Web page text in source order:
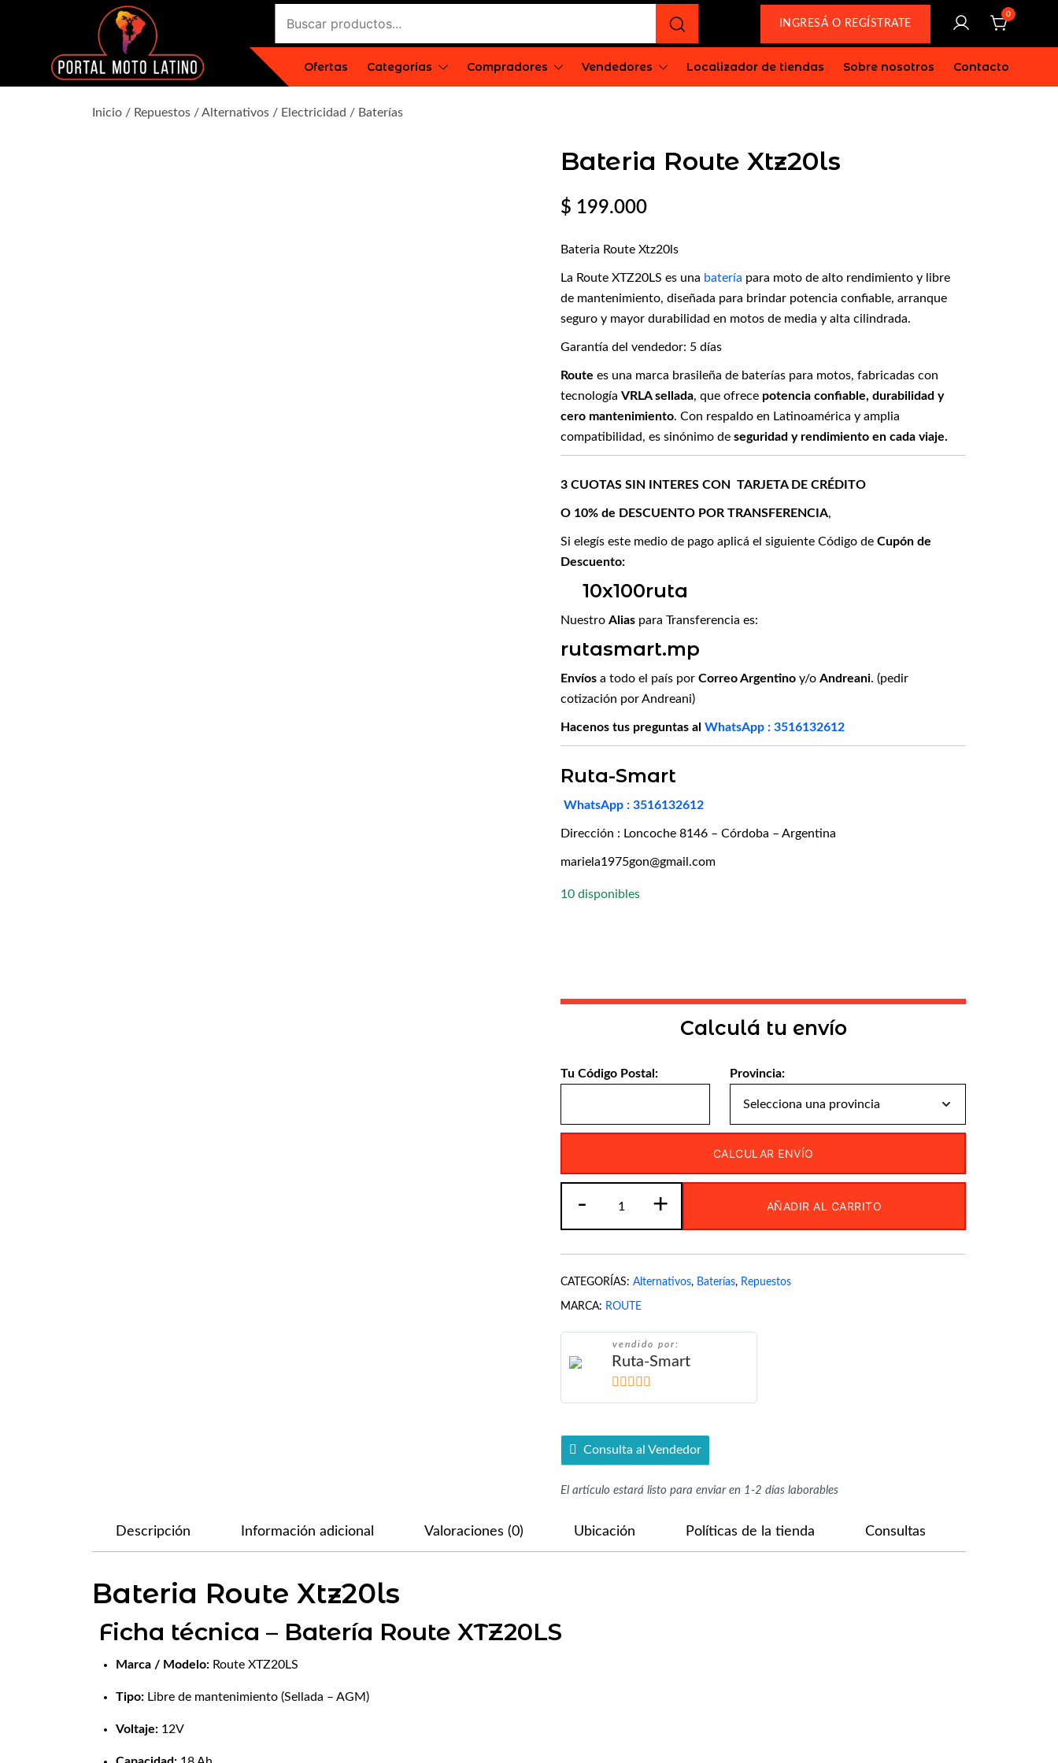
INGRESÁ O REGÍSTRATE
0
Ofertas Categorías Compradores Vendedores Localizador de tiendas Sobre nosotros Contacto
Inicio / Repuestos /Alternativos / Electricidad / Baterías
Bateria Route Xtz20ls
$ 199.000
Bateria Route Xtz20ls
La Route XTZ20LS es una batería para moto de alto rendimiento y libre
de mantenimiento, diseñada para brindar potencia confiable, arranque
seguro y mayor durabilidad en motos de media y alta cilindrada.
Garantía del vendedor: 5 días
Route es una marca brasileña de baterías para motos, fabricadas con
tecnología VRLA sellada, que ofrece potencia confiable, durabilidad y
cero mantenimiento. Con respaldo en Latinoamérica y amplia
compatibilidad, es sinónimo de seguridad y rendimiento en cada viaje.
3 CUOTAS SIN INTERES CON TARJETA DE CRÉDITO
O 10% de DESCUENTO POR TRANSFERENCIA,
Si elegís este medio de pago aplicá el siguiente Código de Cupón de
Descuento:
10x100ruta
Nuestro Alias para Transferencia es:
rutasmart.mp
Envíos a todo el país por Correo Argentino y/o Andreani. (pedir
cotización por Andreani)
Hacenos tus preguntas al WhatsApp : 3516132612
Ruta-Smart
WhatsApp : 3516132612
Dirección : Loncoche 8146 – Córdoba – Argentina
mariela1975gon@gmail.com
10 disponibles
Calculá tu envío
Tu Código Postal: Provincia:
CALCULAR ENVÍO
-
Route
Xtz20ls
cantidad
+ AÑADIR AL CARRITO
CATEGORÍAS: Alternativos, Baterías, Repuestos
MARCA: ROUTE
vendido por:
Ruta-Smart
5de 5
Consulta al Vendedor
El artículo estará listo para enviar en 1-2 días laborables
Descripción Información adicional Valoraciones (0) Ubicación Políticas de la tienda Consultas
Bateria Route Xtz20ls
Ficha técnica – Batería Route XTZ20LS
Marca / Modelo: Route XTZ20LS
Tipo: Libre de mantenimiento (Sellada – AGM)
Voltaje: 12V